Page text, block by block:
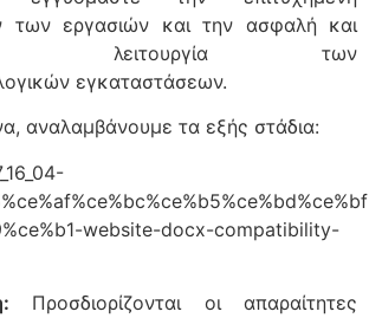
των εργασιών και την ασφαλή και
λειτουργία των
εγκαταστάσεων.
αναλαμβάνουμε τα εξής στάδια:
Προσδιορίζονται οι απαραίτητες